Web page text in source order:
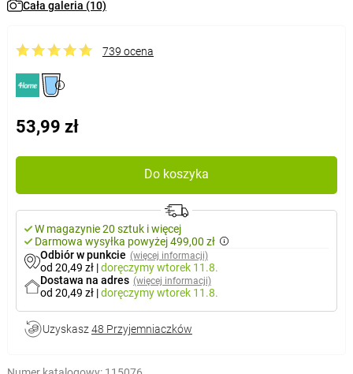
Cała galeria (10)
739 ocena
53,99 zł
Do koszyka
W magazynie 20 sztuk i więcej
Darmowa wysyłka powyżej 499,00 zł
Odbiór w punkcie (więcej informacji)
od 20,49 zł |doręczymywtorek 11.8.
Dostawa na adres (więcej informacji)
od 20,49 zł |doręczymywtorek 11.8.
Uzyskasz 48 Przyjemniaczków